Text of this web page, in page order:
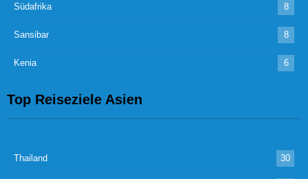
Südafrika 8
Sansibar 8
Kenia 6
Top Reiseziele Asien
Thailand 30